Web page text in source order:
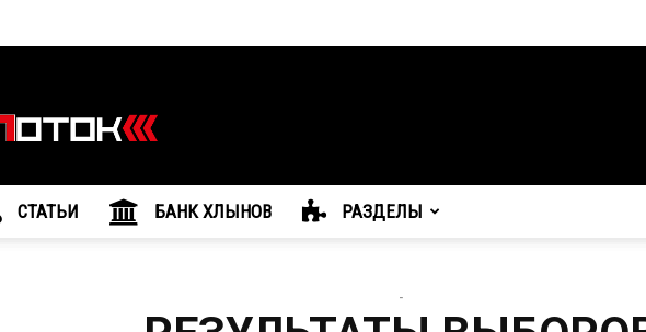
агентство
"МедиаПоток"
CТАТЬИ БАНК ХЛЫНОВ РАЗДЕЛЫ
-